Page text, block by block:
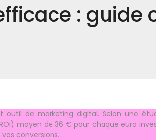
: guide
outil de marketing digital. Selon une
moyen de 36 € pour chaque euro
conversions.